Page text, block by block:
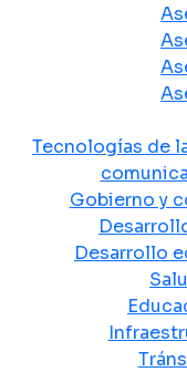
Tecnologías de
Gobierno y
Desarrollo